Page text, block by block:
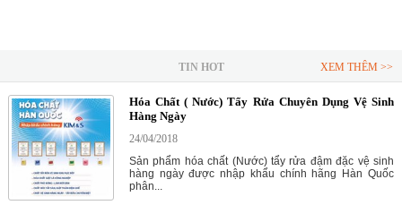
TIN HOT XEM THÊM >>
Hóa Chất ( Nước) Tẩy Rửa Chuyên Dụng Vệ Sinh
Hàng Ngày
24/04/2018
Sản phẩm hóa chất (Nước) tẩy rửa đậm đặc vệ sinh
hàng ngày được nhập khẩu chính hãng Hàn Quốc
phân...